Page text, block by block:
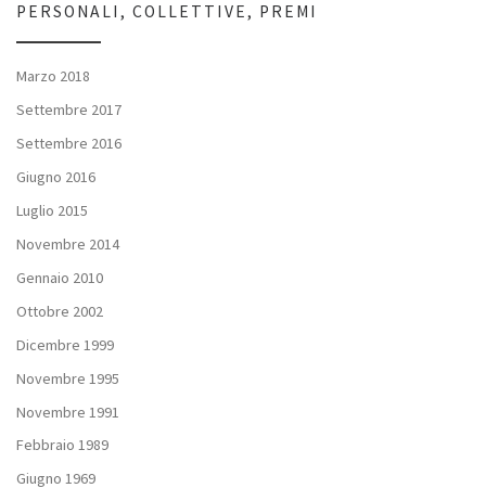
PERSONALI, COLLETTIVE, PREMI
Marzo 2018
Settembre 2017
Settembre 2016
Giugno 2016
Luglio 2015
Novembre 2014
Gennaio 2010
Ottobre 2002
Dicembre 1999
Novembre 1995
Novembre 1991
Febbraio 1989
Giugno 1969